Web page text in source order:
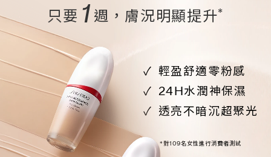
只要 1 週，膚況明顯提升*
輕盈舒適零粉感
24H水潤神保濕
透亮不暗沉超聚光
*對109名女性進行消費者測試